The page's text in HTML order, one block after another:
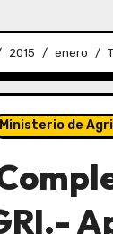
2015 enero
Ministerio de